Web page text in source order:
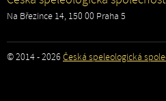
Na Březince 14, 150 00 Praha 5
© 2014 - 2026 Česká speleologická